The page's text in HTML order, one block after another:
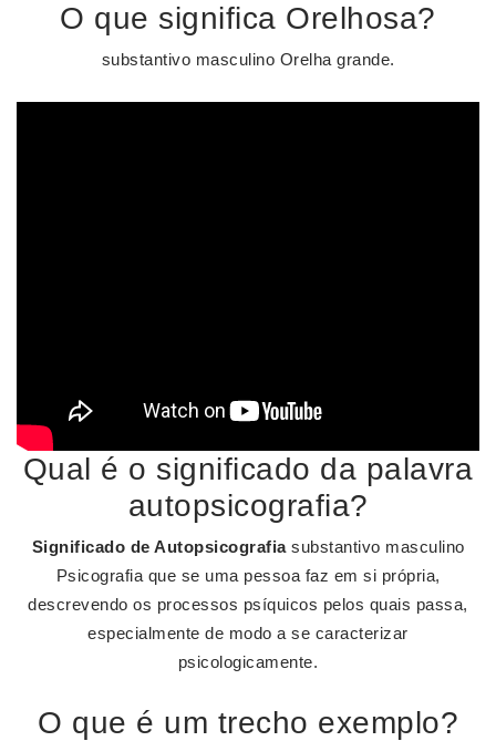
O que significa Orelhosa?
substantivo masculino Orelha grande.
Qual é o significado da palavra
autopsicografia?
Significado de Autopsicografiasubstantivo masculino
Psicografia que se uma pessoa faz em si própria,
descrevendo os processos psíquicos pelos quais passa,
especialmente de modo a se caracterizar
psicologicamente.
O que é um trecho exemplo?